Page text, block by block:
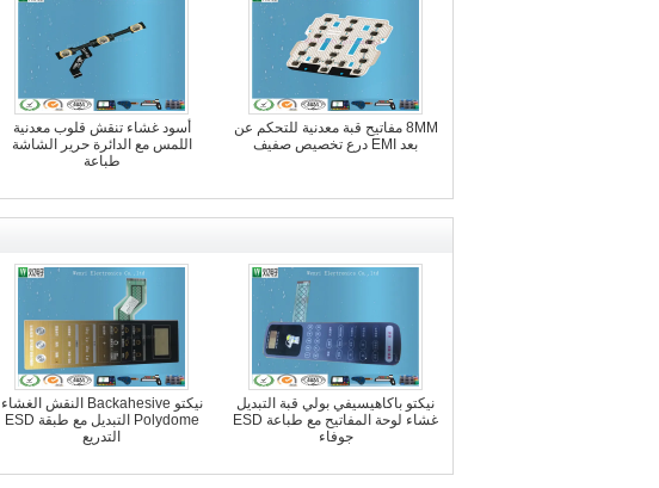
أسود غشاء تنقش قلوب معدنية
اللمس مع الدائرة حرير الشاشة
طباعة
8MM مفاتيح قبة معدنية للتحكم عن
بعد EMI درع تخصيص صفيف
نيكتو Backahesive النقش الغشاء
Polydome التبديل مع طبقة ESD
التدريع
نيكتو باكاهيسيفي بولي قبة التبديل
غشاء لوحة المفاتيح مع طباعة ESD
جوفاء